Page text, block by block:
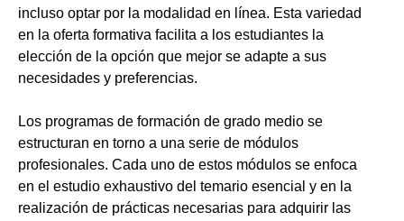
incluso optar por la modalidad en línea. Esta variedad
en la oferta formativa facilita a los estudiantes la
elección de la opción que mejor se adapte a sus
necesidades y preferencias.
Los programas de formación de grado medio se
estructuran en torno a una serie de módulos
profesionales. Cada uno de estos módulos se enfoca
en el estudio exhaustivo del temario esencial y en la
realización de prácticas necesarias para adquirir las